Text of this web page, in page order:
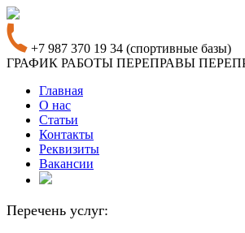
+7 987 370 19 34 (спортивные базы)
ГРАФИК РАБОТЫ ПЕРЕПРАВЫ
Главная
О нас
Статьи
Контакты
Реквизиты
Вакансии
Перечень услуг: